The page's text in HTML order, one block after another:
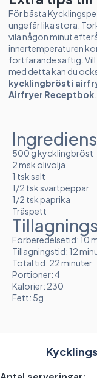
För bästa
ungefär lika stora.
vila någon minut
innertemperaturen
fortfarande saftig. Vill
med detta kan du
kycklingbröst i
Airfryer Receptbok
500 g kycklingbröst
2 msk olivolja
1 tsk salt
1/2 tsk svartpeppar
1/2 tsk paprika
Träspett
Förberedelsetid: 10
Tillagningstid: 12
Total tid: 22 minuter
Portioner: 4
Kalorier: 230
Fett: 5g